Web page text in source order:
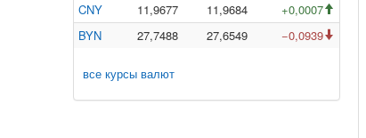
CNY
11,9677 11,9684
+0,0007
BYN
27,7488 27,6549 −0,0939
все курсы валют